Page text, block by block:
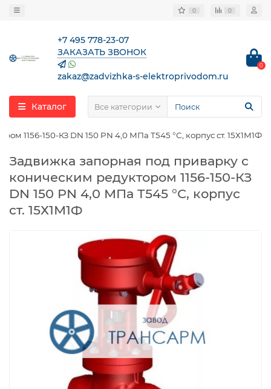
0 0
+7 495 778-23-07
ЗАКАЗАТЬ ЗВОНОК
zakaz@zadvizhka-s-elektroprivodom.ru
0
Каталог Все категории
1156-150-КЗ DN 150 PN 4,0 МПа Т545 °С, корпус ст. 15Х1М1Ф
Задвижка запорная под приварку с
коническим редуктором 1156-150-КЗ
DN 150 PN 4,0 МПа Т545 °С, корпус
ст. 15Х1М1Ф